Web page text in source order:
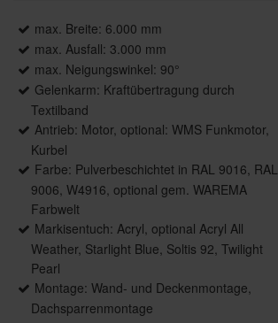
max. Breite: 6.000 mm
max. Ausfall: 3.000 mm
max. Neigungswinkel: 90°
Gelenkarm: Kraftübertragung durch
Textilband
Antrieb: Motor, optional: WMS Funkmotor,
Kurbel
Farbe: Pulverbeschichtet in RAL 9016, RAL
9006, W4916, optional gem. WAREMA
Farbwelt
Markisentuch: Acryl, optional Acryl All
Weather, Starlight Blue, Soltis 92, Twilight
Pearl
Montage: Wand- und Deckenmontage,
Dachsparrenmontage